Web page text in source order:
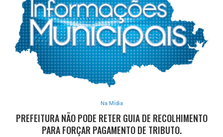
Na Mídia
PREFEITURA NÃO PODE RETER GUIA DE RECOLHIMENTO
PARA FORÇAR PAGAMENTO DE TRIBUTO.